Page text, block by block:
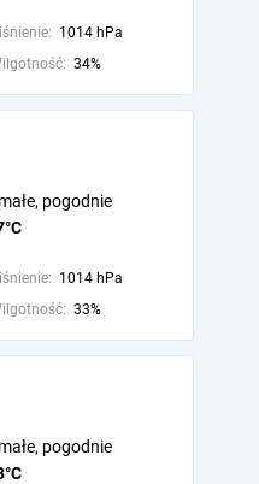
1014 hPa
34%
pogodnie
1014 hPa
33%
pogodnie